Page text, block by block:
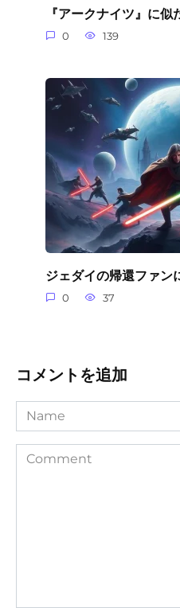
『アークナイツ』に
0 139
ジェダイの帰還ファン
0 37
コメントを追加
Name
Comment